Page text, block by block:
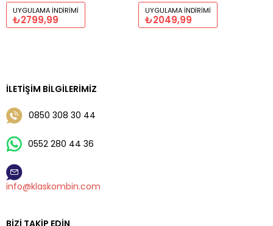
UYGULAMA İNDIRIMI
₺2799,99
UYGULAMA İNDIRIMI
₺2049,99
İLETIŞIM BILGILERIMIZ
0850 308 30 44
0552 280 44 36
info@klaskombin.com